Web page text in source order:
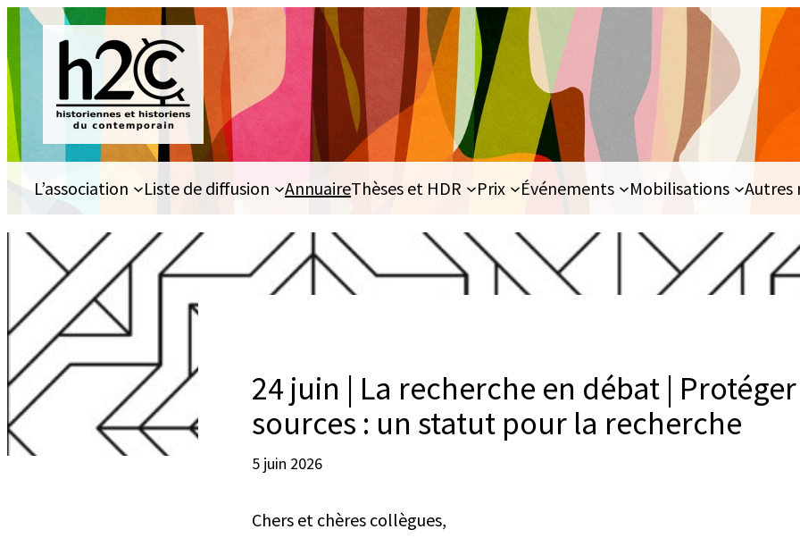
Aller
au
contenu
L’association Liste de diffusion AnnuaireThèses et HDR Prix Événements Mobilisations Autres
24 juin | La recherche en débat |
sources : un statut pour la recherche
5 juin 2026
Chers et chères collègues,